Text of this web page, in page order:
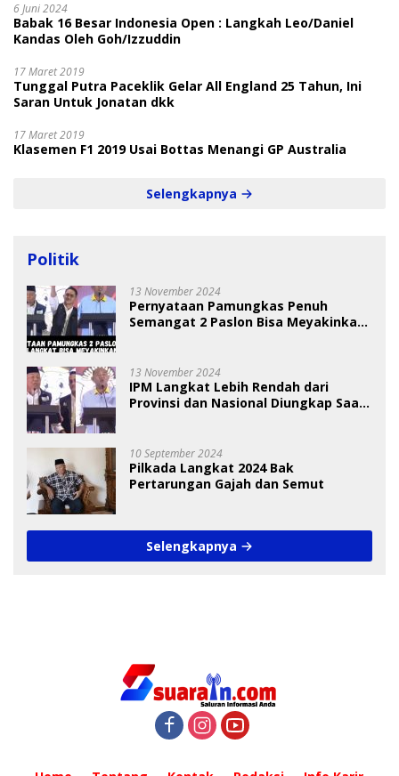
6 Juni 2024
Babak 16 Besar Indonesia Open : Langkah Leo/Daniel
Kandas Oleh Goh/Izzuddin
17 Maret 2019
Tunggal Putra Paceklik Gelar All England 25 Tahun, Ini
Saran Untuk Jonatan dkk
17 Maret 2019
Klasemen F1 2019 Usai Bottas Menangi GP Australia
Selengkapnya
Politik
13 November 2024
Pernyataan Pamungkas Penuh
Semangat 2 Paslon Bisa Meyakinkan
13 November 2024
IPM Langkat Lebih Rendah dari
Provinsi dan Nasional Diungkap Saat
10 September 2024
Pilkada Langkat 2024 Bak
Pertarungan Gajah dan Semut
Selengkapnya